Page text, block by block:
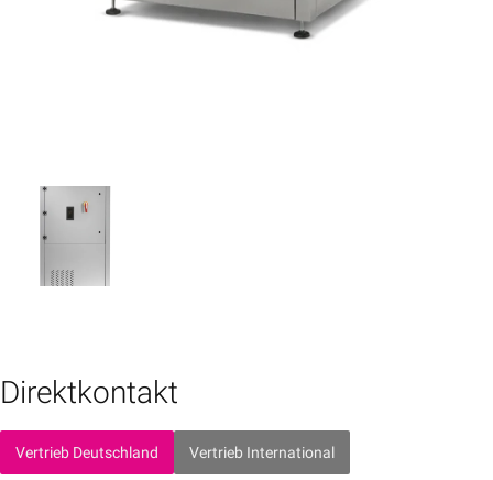
Direktkontakt
Vertrieb Deutschland Vertrieb International